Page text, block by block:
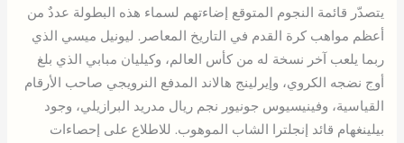
يتصدّر قائمة النجوم المتوقع إضاءتهم لسماء هذه البطولة عددٌ من
أعظم مواهب كرة القدم في التاريخ المعاصر. ليونيل ميسي الذي
ربما يلعب آخر نسخة له من كأس العالم، وكيليان مبابي الذي بلغ
أوج نضجه الكروي، وإيرلينج هالاند المدفع النرويجي صاحب الأرقام
القياسية، وفينيسيوس جونيور نجم ريال مدريد البرازيلي، وجود
بيلينغهام قائد إنجلترا الشاب الموهوب. للاطلاع على إحصاءات